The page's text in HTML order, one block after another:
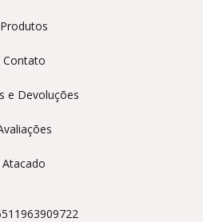
Produtos
Contato
e Devoluções
Atacado